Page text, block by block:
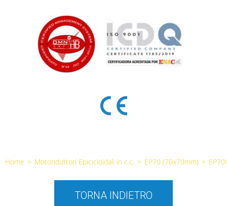
Home > Motoriduttori Epicicloidali in c.c. > EP70 (70x70mm) >
TORNA INDIETRO